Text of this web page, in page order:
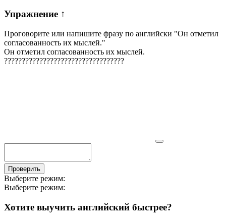
Упражнение ↑
Проговорите или напишите фразу по английски "Он отметил
согласованность их мыслей."
Он отметил согласованность их мыслей.
??????????????????????????????????
Проверить
Выберите режим:
Выберите режим:
Хотите выучить английский быстрее?